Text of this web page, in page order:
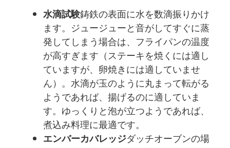
水滴試験鋳鉄の表面に水を数滴振りかけ
ます。ジュージューと音がしてすぐに蒸
発してしまう場合は、フライパンの温度
が高すぎます（ステーキを焼くには適し
ていますが、卵焼きには適していませ
ん）。水滴が玉のように丸まって転がる
ようであれば、揚げるのに適していま
す。ゆっくりと泡が立つようであれば、
煮込み料理に最適です。
エンバーカバレッジダッチオーブンの場